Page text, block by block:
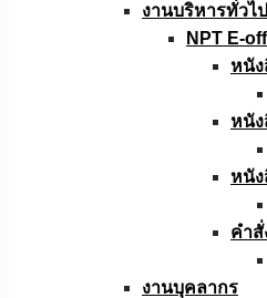
งานบริหารทั่วไป
NPT E-
หนั
หนั
หนัง
คำ
งานบุคลากร